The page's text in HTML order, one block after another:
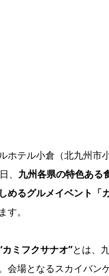
ホテル小倉 （北九州市
、 九州各県の特色ある
めるグルメイベント「
す。
カミフクサナオ”とは、
会場となるスカイバン